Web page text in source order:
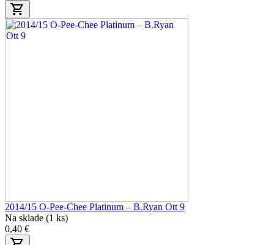
2014/15 O-Pee-Chee Platinum – B.Ryan Ott 9
Na sklade (1 ks)
0,40 €